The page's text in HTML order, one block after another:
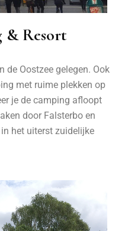
& Resort
de Oostzee gelegen. Ook
met ruime plekken op
je de camping afloopt
door Falsterbo en
het uiterst zuidelijke